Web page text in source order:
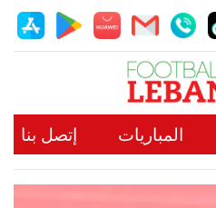
المباريات إتصل بنا